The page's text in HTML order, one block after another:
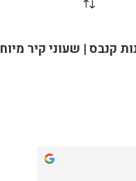
קנבס | שעוני קיר